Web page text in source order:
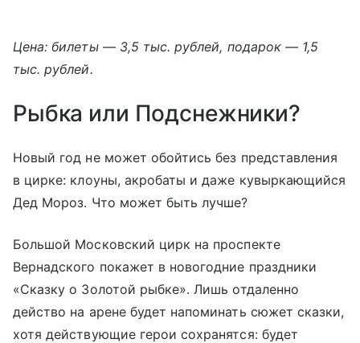
Цена: билеты — 3,5 тыс. рублей, подарок — 1,5
тыс. рублей.
Рыбка или Подснежники?
Новый год не может обойтись без представления
в цирке: клоуны, акробаты и даже кувыркающийся
Дед Мороз. Что может быть лучше?
Большой Московский цирк на проспекте
Вернадского покажет в новогодние праздники
«Сказку о Золотой рыбке». Лишь отдаленно
действо на арене будет напоминать сюжет сказки,
хотя действующие герои сохранятся: будет